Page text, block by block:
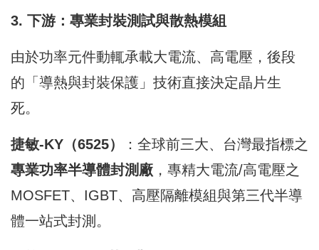
3. 下游：專業封裝測試與散熱模組
由於功率元件動輒承載大電流、高電壓，後段
的「導熱與封裝保護」技術直接決定晶片生
死。
捷敏-KY（6525）
：全球前三大、台灣最指標之
專業功率半導體封測廠 ，專精大電流/高電壓之
MOSFET、IGBT、高壓隔離模組與第三代半導
體一站式封測。